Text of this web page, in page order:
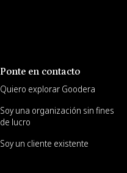
Ponte en contacto
Quiero explorar Goodera
Soy una organización sin fines
de lucro
Soy un cliente existente